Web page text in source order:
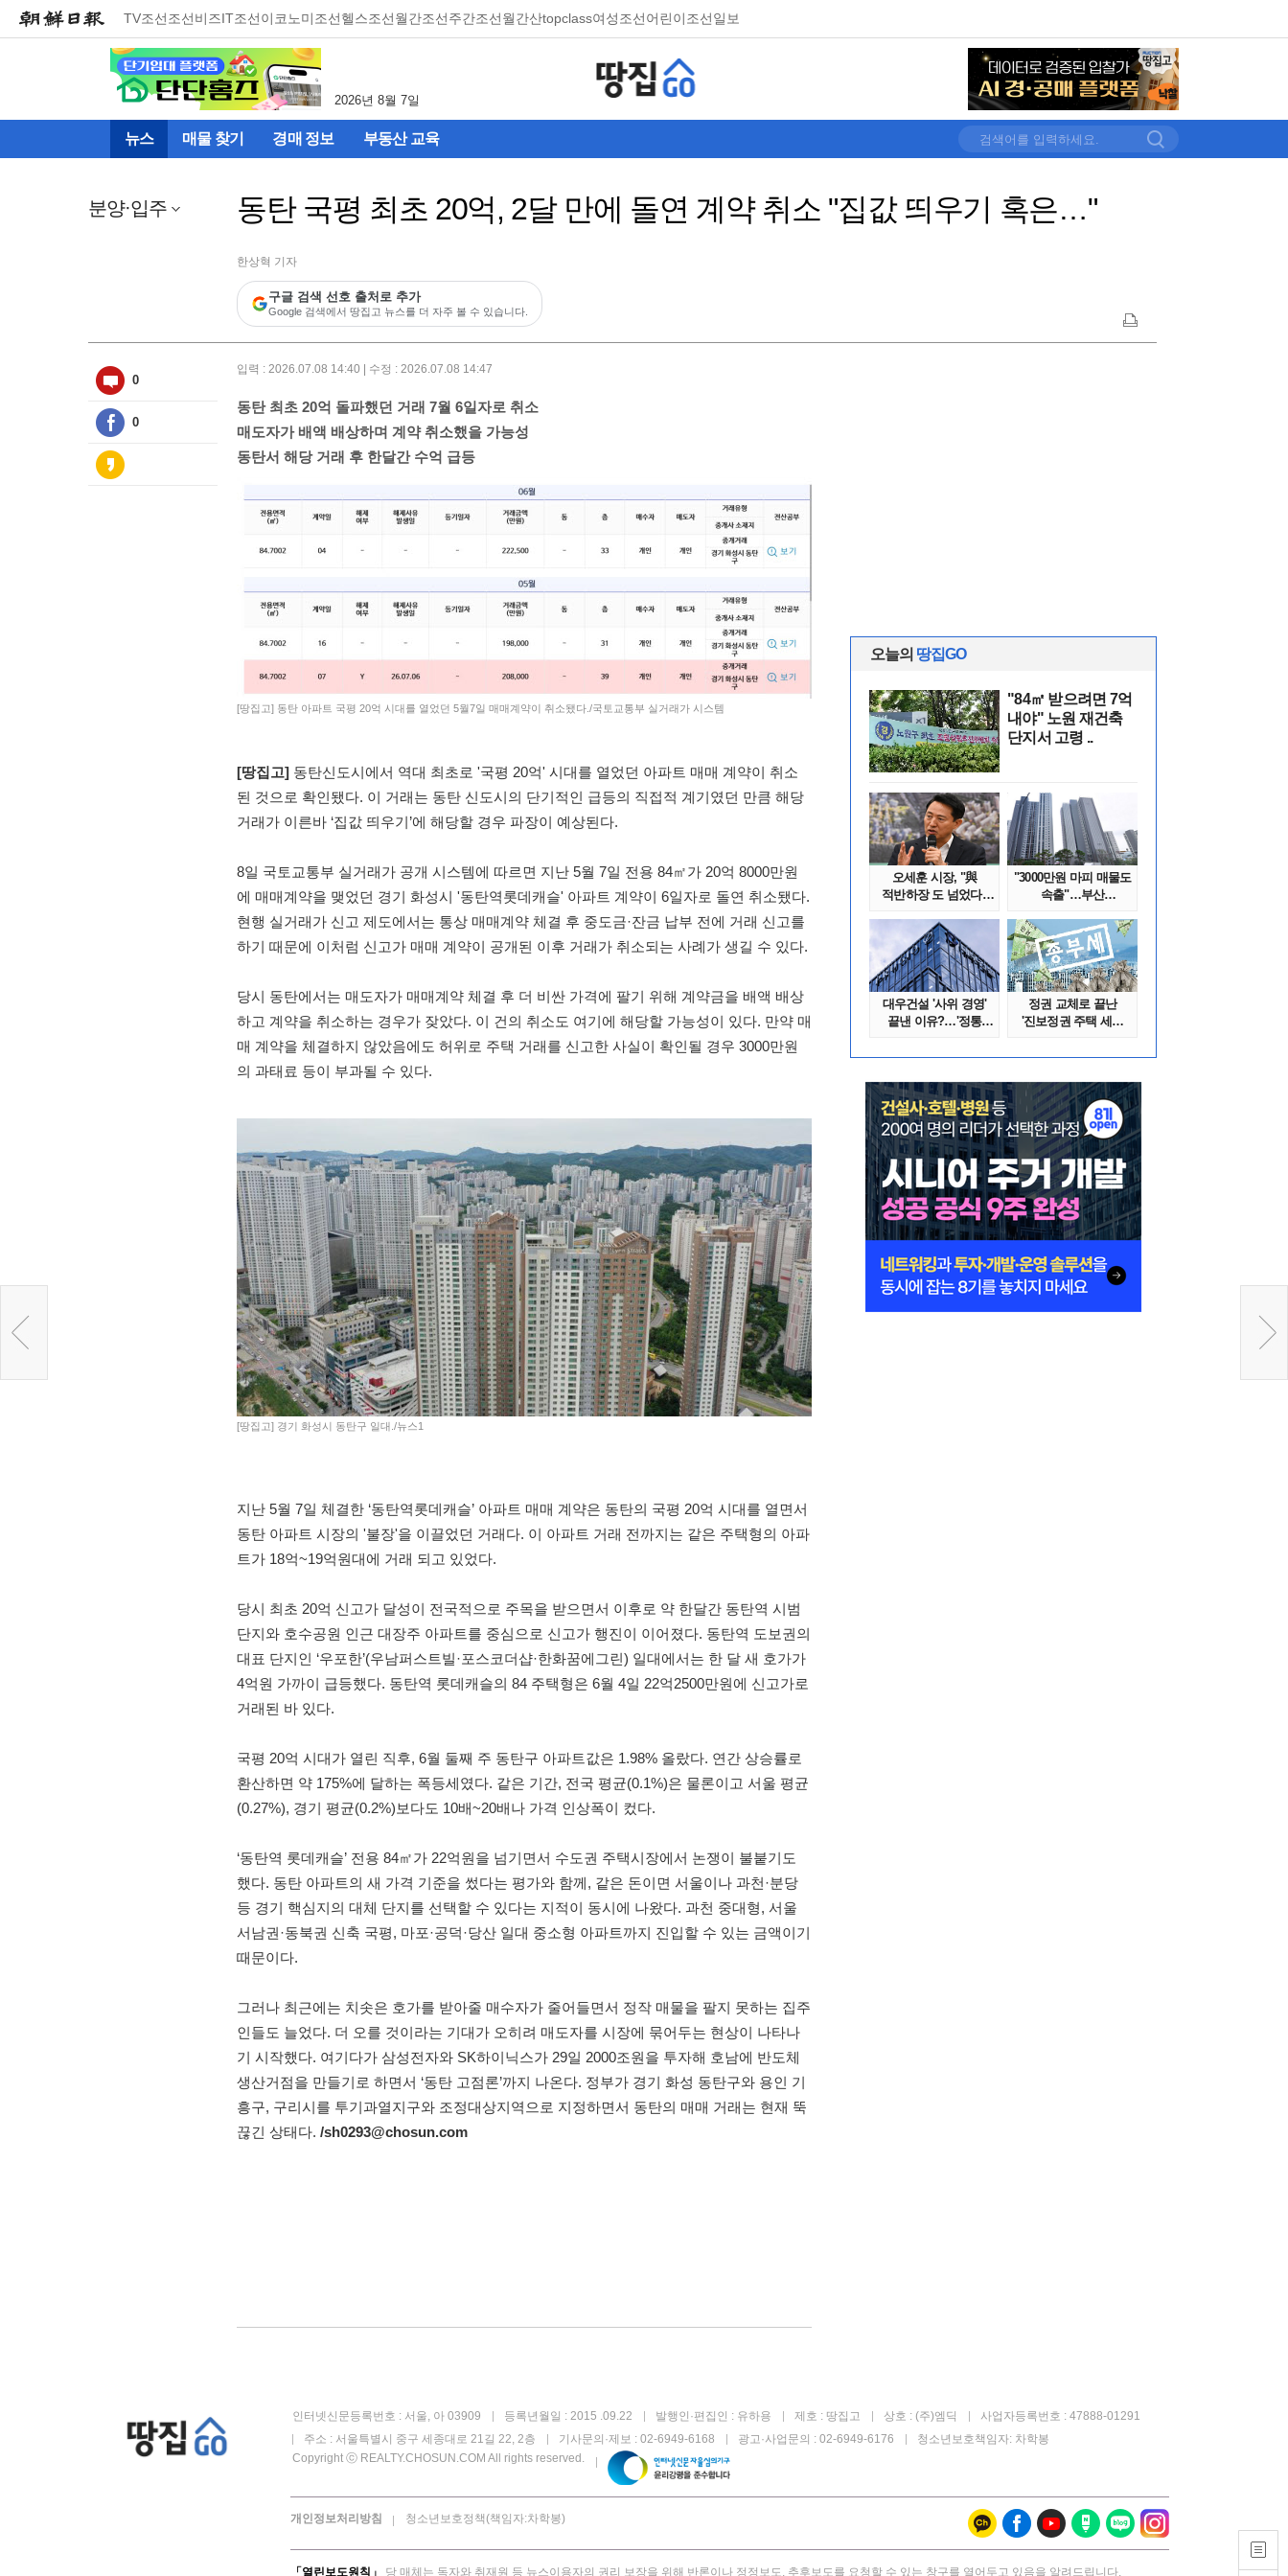
TV조선조선비즈IT조선이코노미조선헬스조선월간조선주간조선월간산topclass여성조선어린이조선일보
2026년 8월 7일
뉴스 매물 찾기 경매 정보 부동산 교육
분양·입주 동탄 국평 최초 20억, 2달 만에 돌연 계약 취소 "집값 띄우기 혹은…"
한상혁 기자
구글 검색 선호 출처로 추가
Google 검색에서 땅집고 뉴스를 더 자주 볼 수 있습니다.
0
0
입력 : 2026.07.08 14:40 | 수정 : 2026.07.08 14:47
동탄 최초 20억 돌파했던 거래 7월 6일자로 취소
매도자가 배액 배상하며 계약 취소했을 가능성
동탄서 해당 거래 후 한달간 수억 급등
[땅집고] 동탄 아파트 국평 20억 시대를 열었던 5월7일 매매계약이 취소됐다./국토교통부 실거래가 시스템
[땅집고] 동탄신도시에서 역대 최초로 '국평 20억' 시대를 열었던 아파트 매매 계약이 취소
된 것으로 확인됐다. 이 거래는 동탄 신도시의 단기적인 급등의 직접적 계기였던 만큼 해당
거래가 이른바 ‘집값 띄우기’에 해당할 경우 파장이 예상된다.
8일 국토교통부 실거래가 공개 시스템에 따르면 지난 5월 7일 전용 84㎡가 20억 8000만원
에 매매계약을 맺었던 경기 화성시 '동탄역롯데캐슬' 아파트 계약이 6일자로 돌연 취소됐다.
현행 실거래가 신고 제도에서는 통상 매매계약 체결 후 중도금·잔금 납부 전에 거래 신고를
하기 때문에 이처럼 신고가 매매 계약이 공개된 이후 거래가 취소되는 사례가 생길 수 있다.
당시 동탄에서는 매도자가 매매계약 체결 후 더 비싼 가격에 팔기 위해 계약금을 배액 배상
하고 계약을 취소하는 경우가 잦았다. 이 건의 취소도 여기에 해당할 가능성이 있다. 만약 매
매 계약을 체결하지 않았음에도 허위로 주택 거래를 신고한 사실이 확인될 경우 3000만원
의 과태료 등이 부과될 수 있다.
[땅집고] 경기 화성시 동탄구 일대./뉴스1
지난 5월 7일 체결한 ‘동탄역롯데캐슬’ 아파트 매매 계약은 동탄의 국평 20억 시대를 열면서
동탄 아파트 시장의 '불장'을 이끌었던 거래다. 이 아파트 거래 전까지는 같은 주택형의 아파
트가 18억~19억원대에 거래 되고 있었다.
당시 최초 20억 신고가 달성이 전국적으로 주목을 받으면서 이후로 약 한달간 동탄역 시범
단지와 호수공원 인근 대장주 아파트를 중심으로 신고가 행진이 이어졌다. 동탄역 도보권의
대표 단지인 ‘우포한’(우남퍼스트빌·포스코더샵·한화꿈에그린) 일대에서는 한 달 새 호가가
4억원 가까이 급등했다. 동탄역 롯데캐슬의 84 주택형은 6월 4일 22억2500만원에 신고가로
거래된 바 있다.
국평 20억 시대가 열린 직후, 6월 둘째 주 동탄구 아파트값은 1.98% 올랐다. 연간 상승률로
환산하면 약 175%에 달하는 폭등세였다. 같은 기간, 전국 평균(0.1%)은 물론이고 서울 평균
(0.27%), 경기 평균(0.2%)보다도 10배~20배나 가격 인상폭이 컸다.
‘동탄역 롯데캐슬’ 전용 84㎡가 22억원을 넘기면서 수도권 주택시장에서 논쟁이 불붙기도
했다. 동탄 아파트의 새 가격 기준을 썼다는 평가와 함께, 같은 돈이면 서울이나 과천·분당
등 경기 핵심지의 대체 단지를 선택할 수 있다는 지적이 동시에 나왔다. 과천 중대형, 서울
서남권·동북권 신축 국평, 마포·공덕·당산 일대 중소형 아파트까지 진입할 수 있는 금액이기
때문이다.
그러나 최근에는 치솟은 호가를 받아줄 매수자가 줄어들면서 정작 매물을 팔지 못하는 집주
인들도 늘었다. 더 오를 것이라는 기대가 오히려 매도자를 시장에 묶어두는 현상이 나타나
기 시작했다. 여기다가 삼성전자와 SK하이닉스가 29일 2000조원을 투자해 호남에 반도체
생산거점을 만들기로 하면서 ‘동탄 고점론’까지 나온다. 정부가 경기 화성 동탄구와 용인 기
흥구, 구리시를 투기과열지구와 조정대상지역으로 지정하면서 동탄의 매매 거래는 현재 뚝
끊긴 상태다. /sh0293@chosun.com
오늘의 땅집GO
"84㎡ 받으려면 7억
내야" 노원 재건축
단지서 고령 ..
오세훈 시장, "與
적반하장 도 넘었다"
"3000만원 마피 매물도
속출"…부산
대우건설 '사위 경영'
끝낸 이유?…'정통
정권 교체로 끝난
'진보정권 주택 세금
인터넷신문등록번호 : 서울, 아 03909 등록년월일 : 2015 .09.22 발행인·편집인 : 유하용 제호 : 땅집고 상호 : (주)엠딕
사업자등록번호 : 47888-01291
주소 : 서울특별시 중구 세종대로 21길 22, 2층
기사문의·제보 : 02-6949-6168 광고·사업문의 : 02-6949-6176
청소년보호책임자: 차학봉
Copyright ⓒ REALTY.CHOSUN.COM All rights reserved.
개인정보처리방침 청소년보호정책(책임자:차학봉)
「열린보도원칙」 당 매체는 독자와 취재원 등 뉴스이용자의 권리 보장을 위해 반론이나 정정보도, 추후보도를 요청할 수 있는 창구를 열어두고 있음을 알려드립니다.